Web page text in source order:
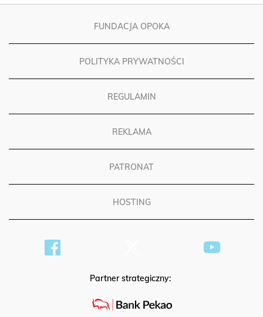
FUNDACJA OPOKA
POLITYKA PRYWATNOŚCI
REGULAMIN
REKLAMA
PATRONAT
HOSTING
Partner strategiczny: